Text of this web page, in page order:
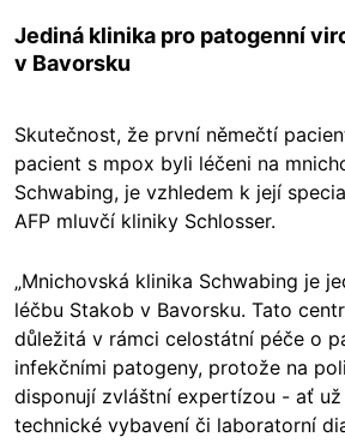
Jediná klinika pro patogenní
v Bavorsku
Skutečnost, že první němečtí
pacient s mpox byli léčeni na
Schwabing, je vzhledem k její
AFP mluvčí kliniky Schlosser.
„Mnichovská klinika Schwabing je
léčbu Stakob v Bavorsku. Tato
důležitá v rámci celostátní péče o
infekčními patogeny, protože na
disponují zvláštní expertízou - ať
technické vybavení či laboratorní